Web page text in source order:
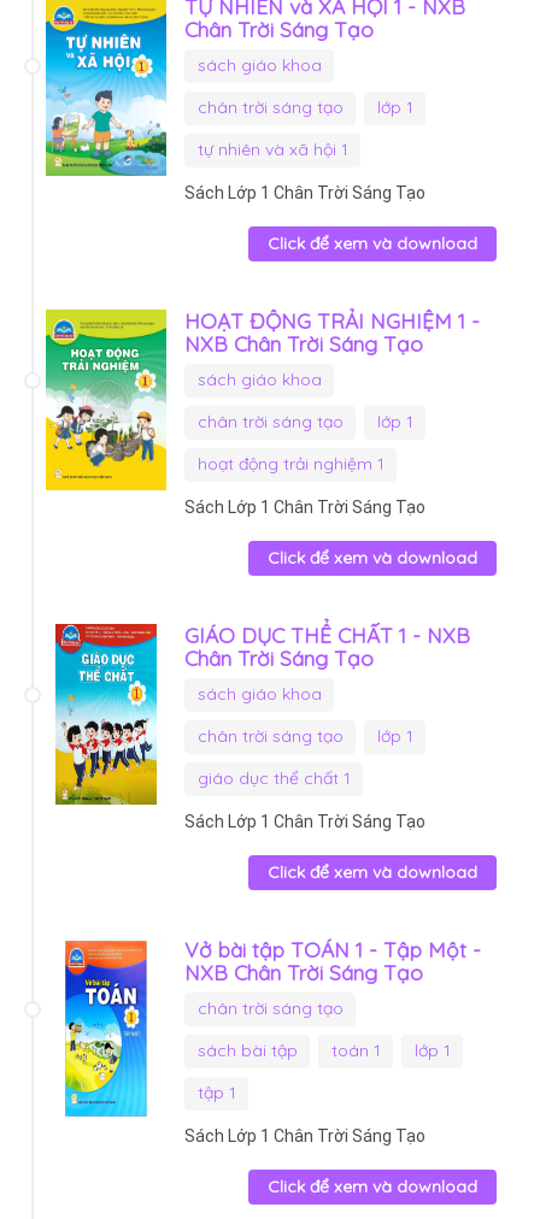
TỰ NHIÊN và XÃ HỘI 1 - NXB
Chân Trời Sáng Tạo
sách giáo khoa
chân trời sáng tạo
lớp 1
tự nhiên và xã hội 1
Sách Lớp 1 Chân Trời Sáng Tạo
Click để xem và download
HOẠT ĐỘNG TRẢI NGHIỆM 1 -
NXB Chân Trời Sáng Tạo
sách giáo khoa
chân trời sáng tạo
lớp 1
hoạt động trải nghiệm 1
Sách Lớp 1 Chân Trời Sáng Tạo
Click để xem và download
GIÁO DỤC THỂ CHẤT 1 - NXB
Chân Trời Sáng Tạo
sách giáo khoa
chân trời sáng tạo
lớp 1
giáo dục thể chất 1
Sách Lớp 1 Chân Trời Sáng Tạo
Click để xem và download
Vở bài tập TOÁN 1 - Tập Một -
NXB Chân Trời Sáng Tạo
chân trời sáng tạo
sách bài tập
toán 1
lớp 1
tập 1
Sách Lớp 1 Chân Trời Sáng Tạo
Click để xem và download